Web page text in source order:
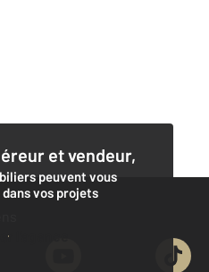
et vendeur,
peuvent vous
vos projets
l'agence